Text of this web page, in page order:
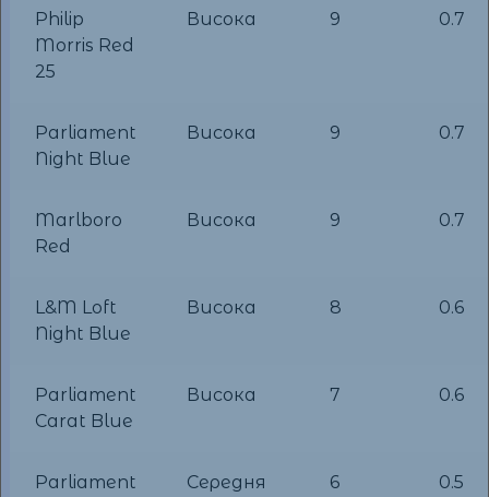
Philip
Morris Red
25
Висока 9 0.7
Parliament
Night Blue
Висока 9 0.7
Marlboro
Red
Висока 9 0.7
L&M Loft
Night Blue
Висока 8 0.6
Parliament
Carat Blue
Висока 7 0.6
Parliament
Середня 6 0.5